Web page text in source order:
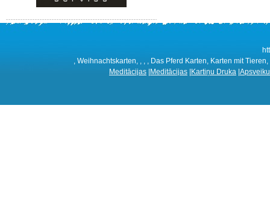
, Weihnachtskarten, , , , Das Pferd Karten, Karten mit
Meditācijas |Meditācijas |Kartiņu Druka |